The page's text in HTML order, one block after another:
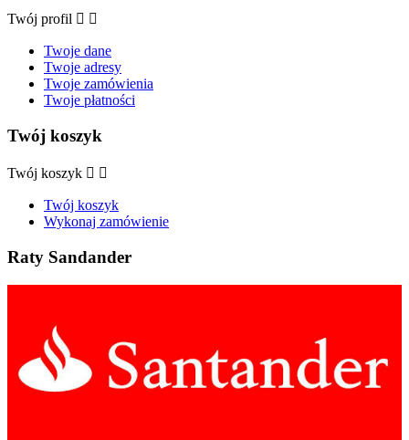
Twój profil  
Twoje dane
Twoje adresy
Twoje zamówienia
Twoje płatności
Twój koszyk
Twój koszyk  
Twój koszyk
Wykonaj zamówienie
Raty Sandander